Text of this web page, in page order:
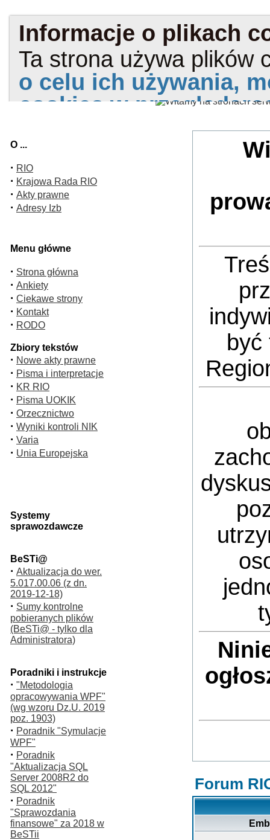
O ...
· RIO
· Krajowa Rada RIO
· Akty prawne
· Adresy Izb
Menu główne
· Strona główna
· Ankiety
· Ciekawe strony
· Kontakt
· RODO
Zbiory tekstów
· Nowe akty prawne
· Pisma i interpretacje
· KR RIO
· Pisma UOKIK
· Orzecznictwo
· Wyniki kontroli NIK
· Varia
· Unia Europejska
Systemy
sprawozdawcze
BeSTi@
· Aktualizacja do wer.
5.017.00.06 (z dn.
2019-12-18)
· Sumy kontrolne
pobieranych plików
(BeSTi@ - tylko dla
Administratora)
Poradniki i instrukcje
· "Metodologia
opracowywania WPF"
(wg wzoru Dz.U. 2019
poz. 1903)
· Poradnik "Symulacje
WPF"
· Poradnik
"Aktualizacja SQL
Server 2008R2 do
SQL 2012"
· Poradnik
"Sprawozdania
finansowe" za 2018 w
BeSTii
Forum